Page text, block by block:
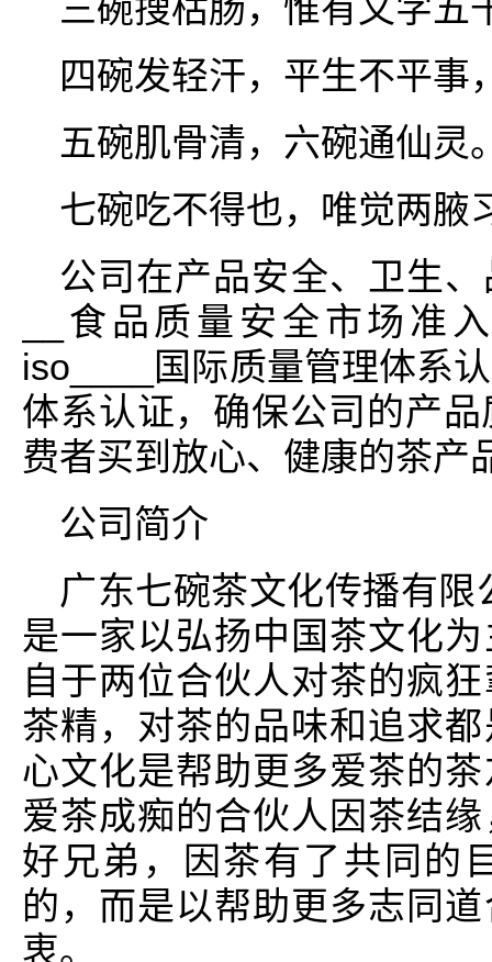
三碗搜枯肠，惟有文字五
四碗发轻汗，平生不平事
五碗肌骨清，六碗通仙灵
七碗吃不得也，唯觉两腋
公司在产品安全、卫生
__食品质量安全市场准
iso____国际质量管理体系
体系认证，确保公司的产
费者买到放心、健康的茶产
公司简介
广东七碗茶文化传播有
是一家以弘扬中国茶文化
自于两位合伙人对茶的疯
茶精，对茶的品味和追求
心文化是帮助更多爱茶的
爱茶成痴的合伙人因茶结
好兄弟，因茶有了共同的
的，而是以帮助更多志同
衷。